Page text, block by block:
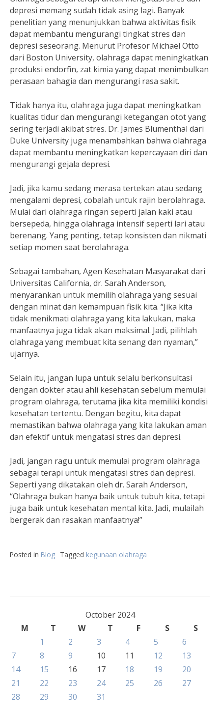
depresi memang sudah tidak asing lagi. Banyak
penelitian yang menunjukkan bahwa aktivitas fisik
dapat membantu mengurangi tingkat stres dan
depresi seseorang. Menurut Profesor Michael Otto
dari Boston University, olahraga dapat meningkatkan
produksi endorfin, zat kimia yang dapat menimbulkan
perasaan bahagia dan mengurangi rasa sakit.
Tidak hanya itu, olahraga juga dapat meningkatkan
kualitas tidur dan mengurangi ketegangan otot yang
sering terjadi akibat stres. Dr. James Blumenthal dari
Duke University juga menambahkan bahwa olahraga
dapat membantu meningkatkan kepercayaan diri dan
mengurangi gejala depresi.
Jadi, jika kamu sedang merasa tertekan atau sedang
mengalami depresi, cobalah untuk rajin berolahraga.
Mulai dari olahraga ringan seperti jalan kaki atau
bersepeda, hingga olahraga intensif seperti lari atau
berenang. Yang penting, tetap konsisten dan nikmati
setiap momen saat berolahraga.
Sebagai tambahan, Agen Kesehatan Masyarakat dari
Universitas California, dr. Sarah Anderson,
menyarankan untuk memilih olahraga yang sesuai
dengan minat dan kemampuan fisik kita. “Jika kita
tidak menikmati olahraga yang kita lakukan, maka
manfaatnya juga tidak akan maksimal. Jadi, pilihlah
olahraga yang membuat kita senang dan nyaman,”
ujarnya.
Selain itu, jangan lupa untuk selalu berkonsultasi
dengan dokter atau ahli kesehatan sebelum memulai
program olahraga, terutama jika kita memiliki kondisi
kesehatan tertentu. Dengan begitu, kita dapat
memastikan bahwa olahraga yang kita lakukan aman
dan efektif untuk mengatasi stres dan depresi.
Jadi, jangan ragu untuk memulai program olahraga
sebagai terapi untuk mengatasi stres dan depresi.
Seperti yang dikatakan oleh dr. Sarah Anderson,
“Olahraga bukan hanya baik untuk tubuh kita, tetapi
juga baik untuk kesehatan mental kita. Jadi, mulailah
bergerak dan rasakan manfaatnya!”
Posted in Blog Tagged kegunaan olahraga
October 2024
M
T W T F S
S
1
2 3 4 5
6
7
8 9 10 11 12
13
14
15 16 17 18 19
20
21
22 23 24 25 26
27
28
29 30 31